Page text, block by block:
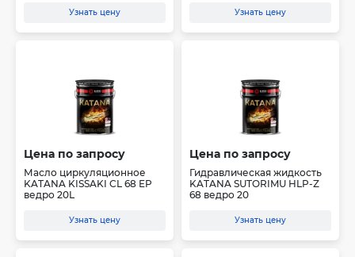
Узнать цену Узнать цену
Цена по запросу
Масло циркуляционное
KATANA KISSAKI CL 68 EP
ведро 20L
Узнать цену
Цена по запросу
Гидравлическая жидкость
KATANA SUTORIMU HLP-Z
68 ведро 20
Узнать цену